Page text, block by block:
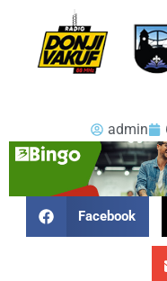
admin
Facebook